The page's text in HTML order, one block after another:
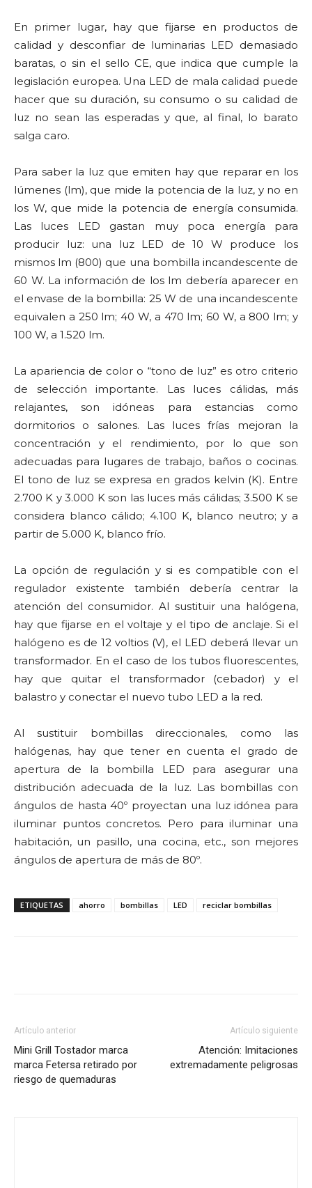
En primer lugar, hay que fijarse en productos de
calidad y desconfiar de luminarias LED demasiado
baratas, o sin el sello CE, que indica que cumple la
legislación europea. Una LED de mala calidad puede
hacer que su duración, su consumo o su calidad de
luz no sean las esperadas y que, al final, lo barato
salga caro.
Para saber la luz que emiten hay que reparar en los
lúmenes (lm), que mide la potencia de la luz, y no en
los W, que mide la potencia de energía consumida.
Las luces LED gastan muy poca energía para
producir luz: una luz LED de 10 W produce los
mismos lm (800) que una bombilla incandescente de
60 W. La información de los lm debería aparecer en
el envase de la bombilla: 25 W de una incandescente
equivalen a 250 lm; 40 W, a 470 lm; 60 W, a 800 lm; y
100 W, a 1.520 lm.
La apariencia de color o “tono de luz” es otro criterio
de selección importante. Las luces cálidas, más
relajantes, son idóneas para estancias como
dormitorios o salones. Las luces frías mejoran la
concentración y el rendimiento, por lo que son
adecuadas para lugares de trabajo, baños o cocinas.
El tono de luz se expresa en grados kelvin (K). Entre
2.700 K y 3.000 K son las luces más cálidas; 3.500 K se
considera blanco cálido; 4.100 K, blanco neutro; y a
partir de 5.000 K, blanco frío.
La opción de regulación y si es compatible con el
regulador existente también debería centrar la
atención del consumidor. Al sustituir una halógena,
hay que fijarse en el voltaje y el tipo de anclaje. Si el
halógeno es de 12 voltios (V), el LED deberá llevar un
transformador. En el caso de los tubos fluorescentes,
hay que quitar el transformador (cebador) y el
balastro y conectar el nuevo tubo LED a la red.
Al sustituir bombillas direccionales, como las
halógenas, hay que tener en cuenta el grado de
apertura de la bombilla LED para asegurar una
distribución adecuada de la luz. Las bombillas con
ángulos de hasta 40º proyectan una luz idónea para
iluminar puntos concretos. Pero para iluminar una
habitación, un pasillo, una cocina, etc., son mejores
ángulos de apertura de más de 80º.
ETIQUETAS ahorro bombillas LED reciclar bombillas
Artículo anterior
Mini Grill Tostador marca
marca Fetersa retirado por
riesgo de quemaduras
Artículo siguiente
Atención: Imitaciones
extremadamente peligrosas